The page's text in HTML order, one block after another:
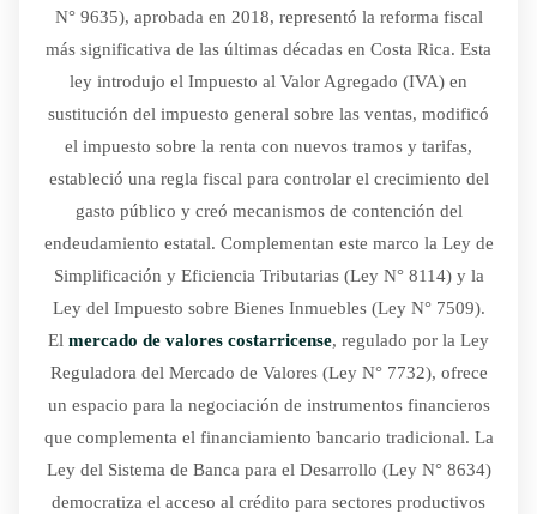
N° 9635), aprobada en 2018, representó la reforma fiscal
más significativa de las últimas décadas en Costa Rica. Esta
ley introdujo el Impuesto al Valor Agregado (IVA) en
sustitución del impuesto general sobre las ventas, modificó
el impuesto sobre la renta con nuevos tramos y tarifas,
estableció una regla fiscal para controlar el crecimiento del
gasto público y creó mecanismos de contención del
endeudamiento estatal. Complementan este marco la Ley de
Simplificación y Eficiencia Tributarias (Ley N° 8114) y la
Ley del Impuesto sobre Bienes Inmuebles (Ley N° 7509).
El mercado de valores costarricense, regulado por la Ley
Reguladora del Mercado de Valores (Ley N° 7732), ofrece
un espacio para la negociación de instrumentos financieros
que complementa el financiamiento bancario tradicional. La
Ley del Sistema de Banca para el Desarrollo (Ley N° 8634)
democratiza el acceso al crédito para sectores productivos